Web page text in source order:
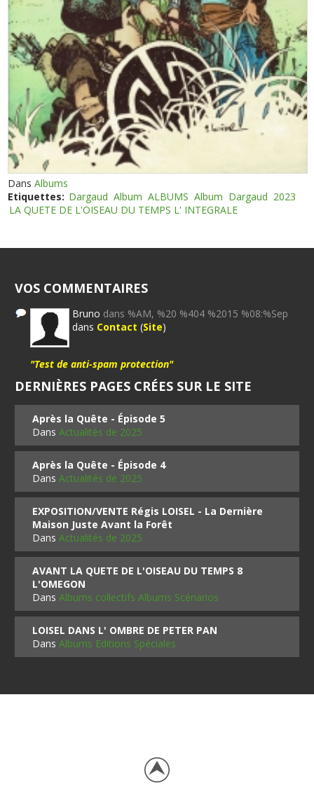
DansAlbums
Etiquettes: Dargaud Album ALBUMS Album Dargaud 2023
LA QUETE DE L'OISEAU DU TEMPS L' INTEGRALE
VOS COMMENTAIRES
Bruno dans %AM, %20 %404 %2015 %08:%Sep
dans Contact (Site)
"Test de anti-spam protection"
DERNIÈRES PAGES CRÉES SUR LE SITE
Après la Quête - Épisode 5
DansActualités de 2025
Après la Quête - Épisode 4
DansActualités de 2025
EXPOSITION/VENTE Régis LOISEL - La Dernière
Maison Juste Avant la Forêt
DansActualités de 2025
AVANT LA QUETE DE L'OISEAU DU TEMPS 8
L'OMEGON
DansAlbums collectifs Albums Scénarios
LOISEL DANS L' OMBRE DE PETER PAN
DansAlbums Editions Spéciales